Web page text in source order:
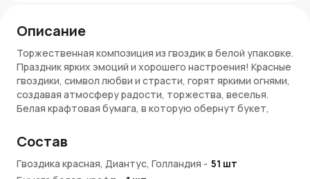
Описание
Торжественная композиция из гвоздик в белой упаковке.
Праздник ярких эмоций и хорошего настроения! Красные
гвоздики, символ любви и страсти, горят яркими огнями,
создавая атмосферу радости, торжества, веселья.
Белая крафтовая бумага, в которую обернут букет,
красками монобукет станет прекрасным подарком для
тех, кто ценит яркие эмоции и хочет поделиться своим
хорошим настроением.
Состав
Гвоздика красная, Диантус, Голландия - 51 шт